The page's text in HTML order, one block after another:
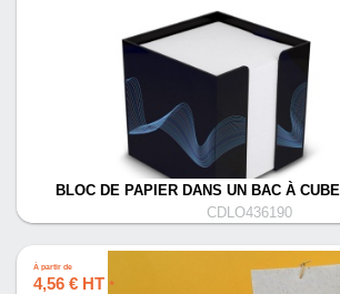
BLOC DE PAPIER DANS UN BAC À
CDLO436190
À partir de
4,56 € HT *